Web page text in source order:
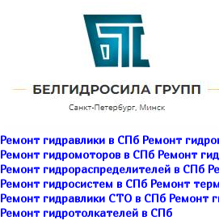
Ремонт гидравлики в СПб Ремонт
Ремонт гидромоторов в СПб Ремонт
Ремонт гидрораспределителей в СПб
Ремонт гидросистем в СПб Ремонт
Ремонт гидравлики СТО в СПб Ремонт
Ремонт гидротолкателей в СПб